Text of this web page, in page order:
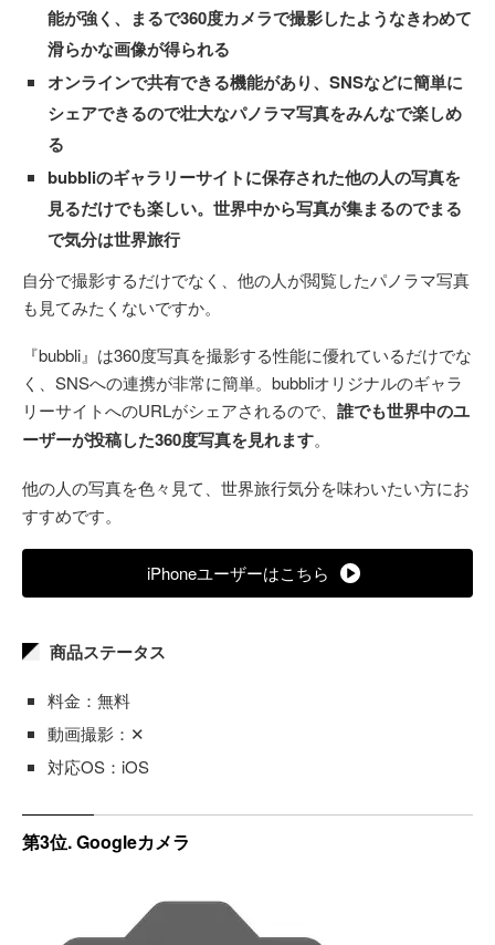
能が強く、まるで360度カメラで撮影したようなきわめて
滑らかな画像が得られる
オンラインで共有できる機能があり、SNSなどに簡単に
シェアできるので壮大なパノラマ写真をみんなで楽しめ
る
bubbliのギャラリーサイトに保存された他の人の写真を
見るだけでも楽しい。世界中から写真が集まるのでまる
で気分は世界旅行
自分で撮影するだけでなく、他の人が閲覧したパノラマ写真
も見てみたくないですか。
『bubbli』は360度写真を撮影する性能に優れているだけでな
く、SNSへの連携が非常に簡単。bubbliオリジナルのギャラ
リーサイトへのURLがシェアされるので、 誰でも世界中のユ
ーザーが投稿した360度写真を見れます。
他の人の写真を色々見て、世界旅行気分を味わいたい方にお
すすめです。
iPhoneユーザーはこちら
商品ステータス
料金：無料
動画撮影：✕
対応OS：iOS
第3位. Googleカメラ